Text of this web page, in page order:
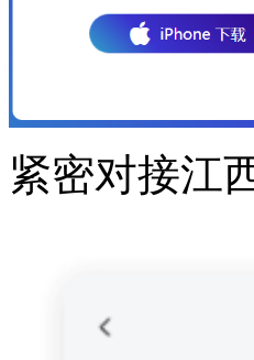
紧密对接江